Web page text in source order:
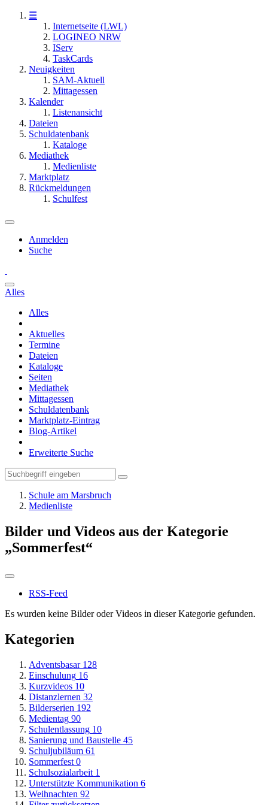
☰
Internetseite (LWL)
LOGINEO NRW
IServ
TaskCards
Neuigkeiten
SAM-Aktuell
Mittagessen
Kalender
Listenansicht
Dateien
Schuldatenbank
Kataloge
Mediathek
Medienliste
Marktplatz
Rückmeldungen
Schulfest
Anmelden
Suche
Alles
Alles
Aktuelles
Termine
Dateien
Kataloge
Seiten
Mediathek
Mittagessen
Schuldatenbank
Marktplatz-Eintrag
Blog-Artikel
Erweiterte Suche
Schule am Marsbruch
Medienliste
Bilder und Videos aus der Kategorie
„Sommerfest“
RSS-Feed
Es wurden keine Bilder oder Videos in dieser Kategorie gefunden.
Kategorien
Adventsbasar 128
Einschulung 16
Kurzvideos 10
Distanzlernen 32
Bilderserien 192
Medientag 90
Schulentlassung 10
Sanierung und Baustelle 45
Schuljubiläum 61
Sommerfest 0
Schulsozialarbeit 1
Unterstützte Kommunikation 6
Weihnachten 92